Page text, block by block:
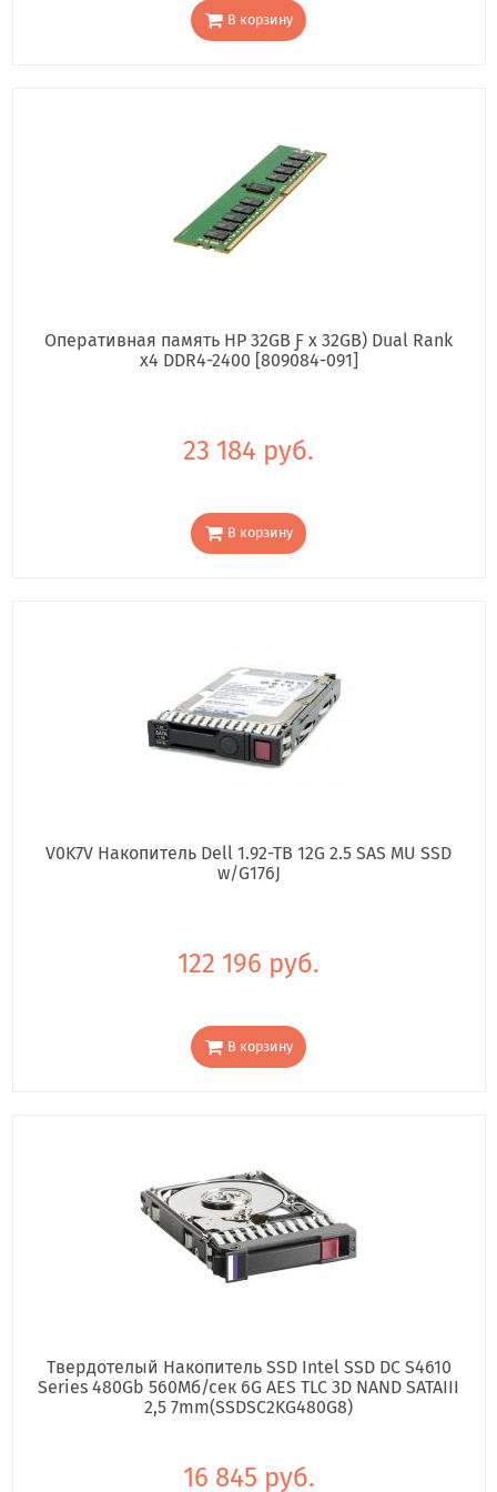
В корзину
Оперативная память HP 32GB Ƒ x 32GB) Dual Rank
x4 DDR4-2400 [809084-091]
23 184 руб.
В корзину
V0K7V Накопитель Dell 1.92-TB 12G 2.5 SAS MU SSD
w/G176J
122 196 руб.
В корзину
Твердотелый Накопитель SSD Intel SSD DC S4610
Series 480Gb 560Мб/сек 6G AES TLC 3D NAND SATAIII
2,5 7mm(SSDSC2KG480G8)
16 845 руб.